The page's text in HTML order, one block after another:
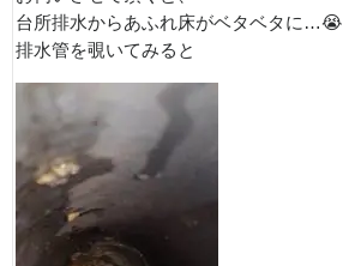
台所排水からあふれ床がベタベタに…😭
排水管を覗いてみると